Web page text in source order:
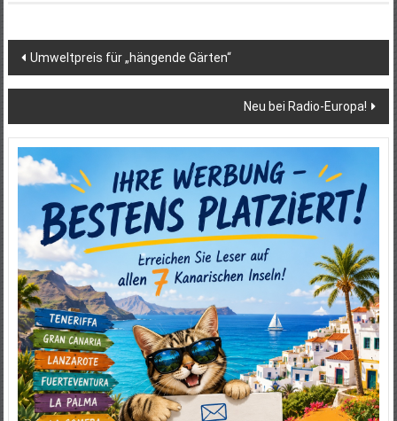
Beitragsnavigation
Umweltpreis für „hängende Gärten“
Neu bei Radio-Europa!